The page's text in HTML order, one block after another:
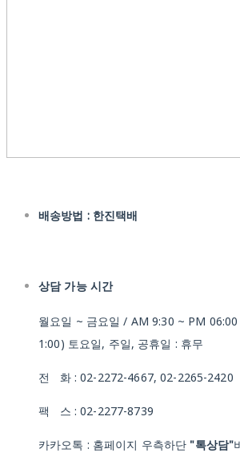
배송방법 : 한진택배
상담 가능 시간
월요일 ~ 금요일 / AM 9:30 ~ PM
1:00) 토요일, 주일, 공휴일 : 휴무
전 화 : 02-2272-4667, 02-2265-2420
팩 스 : 02-2277-8739
카카오톡 : 홈페이지 우측하단 "톡상담"